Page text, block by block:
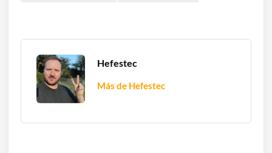
Hefestec
Más de Hefestec